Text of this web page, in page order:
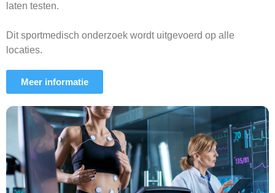
laten testen.
Dit sportmedisch onderzoek wordt uitgevoerd op alle
locaties.
Meer informatie